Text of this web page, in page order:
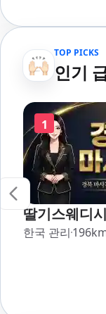
TOP PICKS
인기
1
딸기스웨디
한국 관리 196